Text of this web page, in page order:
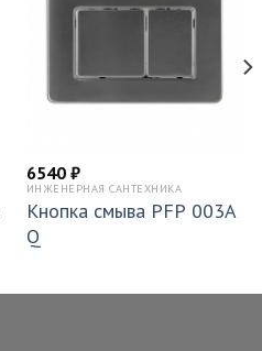
6540 ₽
ИНЖЕНЕРНАЯ САНТЕХНИКА
Кнопка смыва PFP 003A
Q